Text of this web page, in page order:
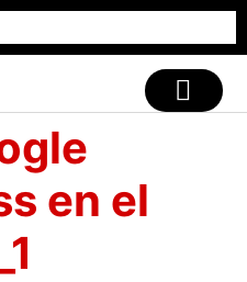
en el